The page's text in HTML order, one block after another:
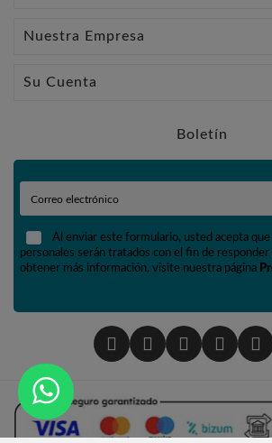
Nuestra Empresa
Su Cuenta
Boletín
Al enviar este formulario, usted acepta que
personales serán tratados con el fin de responder
obtener más información, visite nuestra página